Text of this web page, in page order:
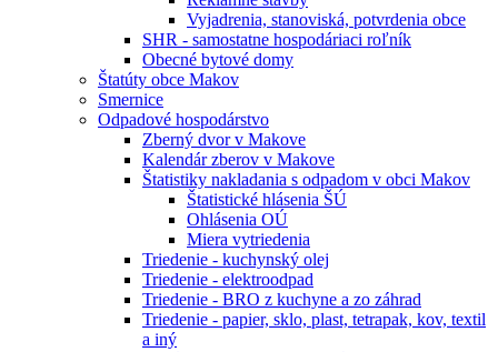
Vyjadrenia, stanoviská, potvrdenia obce
SHR - samostatne hospodáriaci roľník
Obecné bytové domy
Štatúty obce Makov
Smernice
Odpadové hospodárstvo
Zberný dvor v Makove
Kalendár zberov v Makove
Štatistiky nakladania s odpadom v obci Makov
Štatistické hlásenia ŠÚ
Ohlásenia OÚ
Miera vytriedenia
Triedenie - kuchynský olej
Triedenie - elektroodpad
Triedenie - BRO z kuchyne a zo záhrad
Triedenie - papier, sklo, plast, tetrapak, kov, textil
a iný